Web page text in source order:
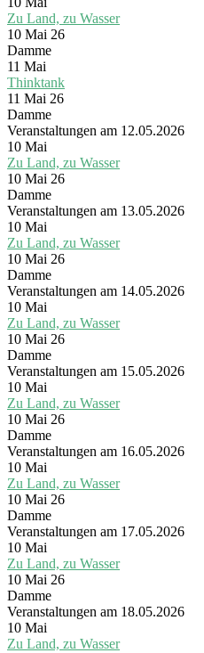
Zu Land, zu Wasser
10 Mai 26
Damme
11 Mai
Thinktank
11 Mai 26
Damme
Veranstaltungen am 12.05.2026
10 Mai
Zu Land, zu Wasser
10 Mai 26
Damme
Veranstaltungen am 13.05.2026
10 Mai
Zu Land, zu Wasser
10 Mai 26
Damme
Veranstaltungen am 14.05.2026
10 Mai
Zu Land, zu Wasser
10 Mai 26
Damme
Veranstaltungen am 15.05.2026
10 Mai
Zu Land, zu Wasser
10 Mai 26
Damme
Veranstaltungen am 16.05.2026
10 Mai
Zu Land, zu Wasser
10 Mai 26
Damme
Veranstaltungen am 17.05.2026
10 Mai
Zu Land, zu Wasser
10 Mai 26
Damme
Veranstaltungen am 18.05.2026
10 Mai
Zu Land, zu Wasser